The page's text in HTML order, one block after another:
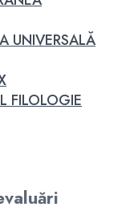
UNIVERSALĂ
FILOLOGIE